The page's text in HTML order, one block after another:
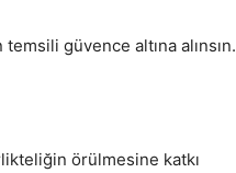
güvence altına alınsın.
örülmesine katkı